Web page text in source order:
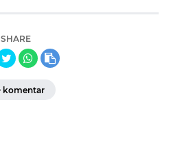
SHARE
komentar